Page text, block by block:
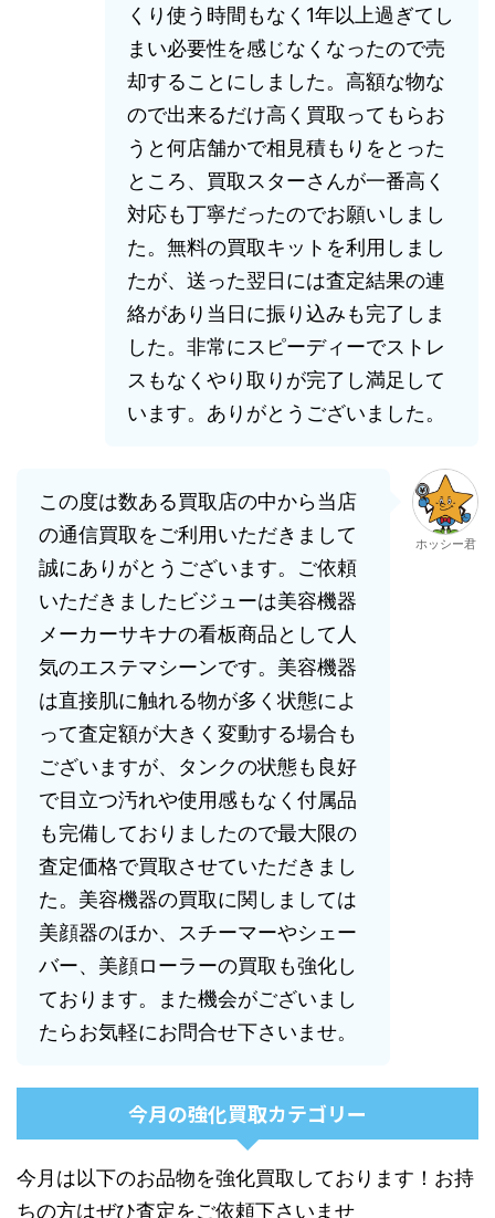
くり使う時間もなく1年以上過ぎてし
まい必要性を感じなくなったので売
却することにしました。高額な物な
ので出来るだけ高く買取ってもらお
うと何店舗かで相見積もりをとった
ところ、買取スターさんが一番高く
対応も丁寧だったのでお願いしまし
た。無料の買取キットを利用しまし
たが、送った翌日には査定結果の連
絡があり当日に振り込みも完了しま
した。非常にスピーディーでストレ
スもなくやり取りが完了し満足して
います。ありがとうございました。
この度は数ある買取店の中から当店
の通信買取をご利用いただきまして
誠にありがとうございます。ご依頼
いただきましたビジューは美容機器
メーカーサキナの看板商品として人
気のエステマシーンです。美容機器
は直接肌に触れる物が多く状態によ
って査定額が大きく変動する場合も
ございますが、タンクの状態も良好
で目立つ汚れや使用感もなく付属品
も完備しておりましたので最大限の
査定価格で買取させていただきまし
た。美容機器の買取に関しましては
美顔器のほか、スチーマーやシェー
バー、美顔ローラーの買取も強化し
ております。また機会がございまし
たらお気軽にお問合せ下さいませ。
ホッシー君
今月の強化買取カテゴリー
今月は以下のお品物を強化買取しております！お持
ちの方はぜひ査定をご依頼下さいませ